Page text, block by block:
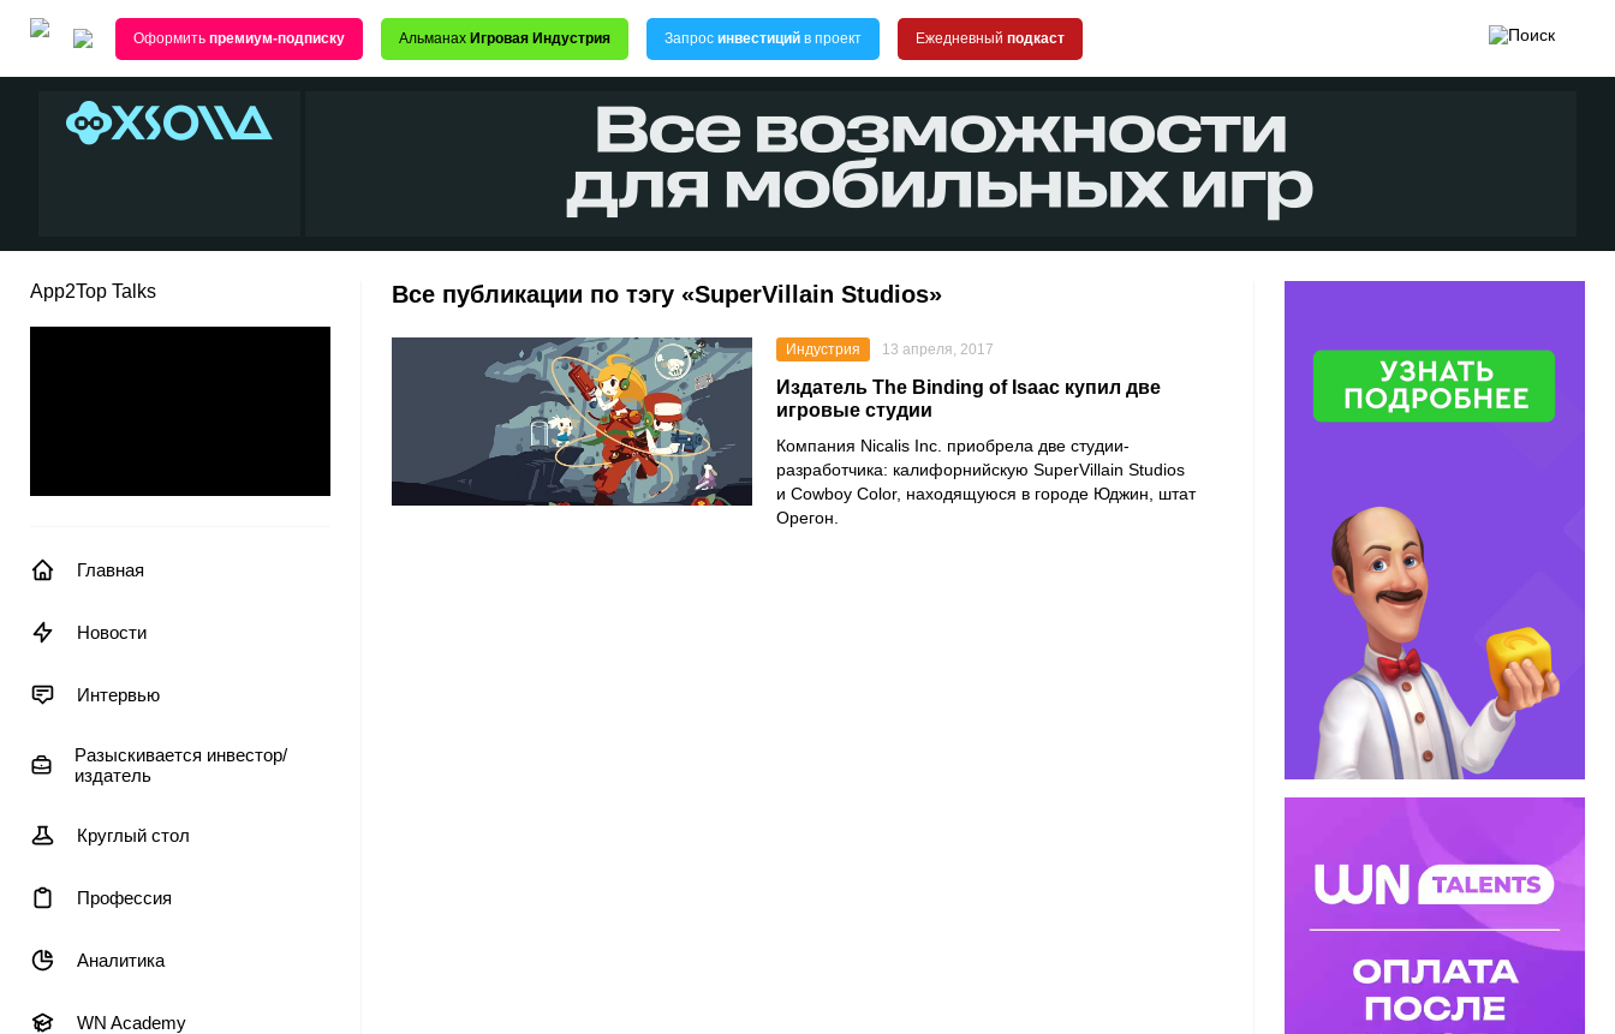
Оформить премиум-подписку Альманах Игровая Индустрия Запрос инвестиций в проект Ежедневный подкаст
App2Top Talks
Главная
Новости
Интервью
Разыскивается инвестор/
издатель
Круглый стол
Профессия
Аналитика
WN Academy
Все публикации по тэгу «SuperVillain Studios»
Индустрия 13 апреля, 2017
Издатель The Binding of Isaac купил две
игровые студии
Компания Nicalis Inc. приобрела две студии-
разработчика: калифорнийскую SuperVillain Studios
и Cowboy Color, находящуюся в городе Юджин, штат
Орегон.